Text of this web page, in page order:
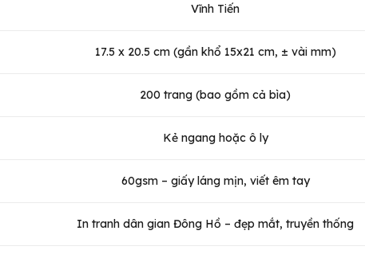
Vĩnh Tiến
17.5 x 20.5 cm (gần khổ 15x21 cm, ± vài mm)
200 trang (bao gồm cả bìa)
Kẻ ngang hoặc ô ly
60gsm – giấy láng mịn, viết êm tay
In tranh dân gian Đông Hồ – đẹp mắt, truyền thống